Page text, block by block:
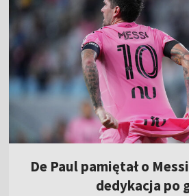
De Paul pamiętał o
dedykacja po